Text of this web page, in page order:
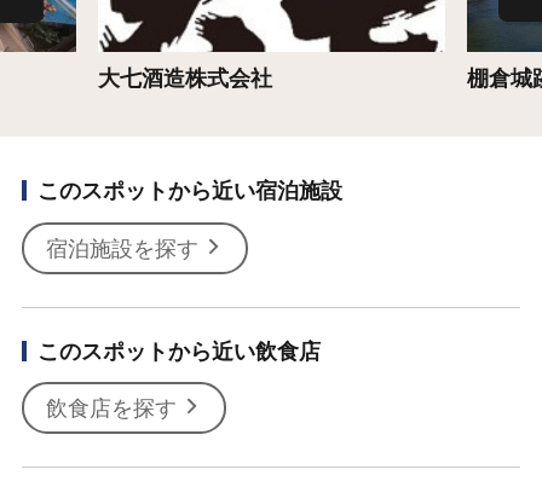
大七酒造株式会社 棚倉城
このスポットから近い宿泊施設
宿泊施設を探す
このスポットから近い飲食店
飲食店を探す